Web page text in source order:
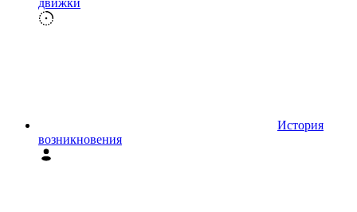
движки
История
возникновения